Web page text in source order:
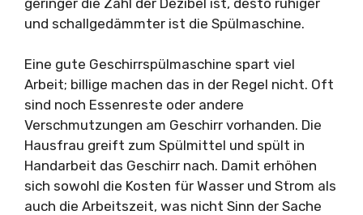
und schallgedämmter ist die Spülmaschine.
Eine gute Geschirrspülmaschine spart viel
Arbeit; billige machen das in der Regel nicht. Oft
sind noch Essenreste oder andere
Verschmutzungen am Geschirr vorhanden. Die
Hausfrau greift zum Spülmittel und spült in
Handarbeit das Geschirr nach. Damit erhöhen
sich sowohl die Kosten für Wasser und Strom als
auch die Arbeitszeit, was nicht Sinn der Sache